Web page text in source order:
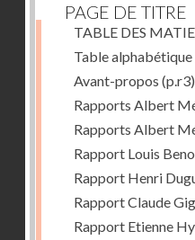
PAGE DE TITRE
TABLE DES
Table alphabétique
Avant-propos (p.r3)
Rapports Albert
Rapports Albert
Rapport Louis
Rapport Henri
Rapport Claude
Rapport Etienne